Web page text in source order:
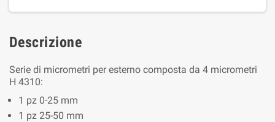
Descrizione
Serie di micrometri per esterno composta da 4 micrometri
H 4310:
1 pz 0-25 mm
1 pz 25-50 mm